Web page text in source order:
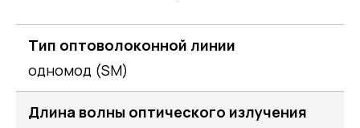
Тип оптоволоконной линии
одномод (SM)
Длина волны оптического излучения